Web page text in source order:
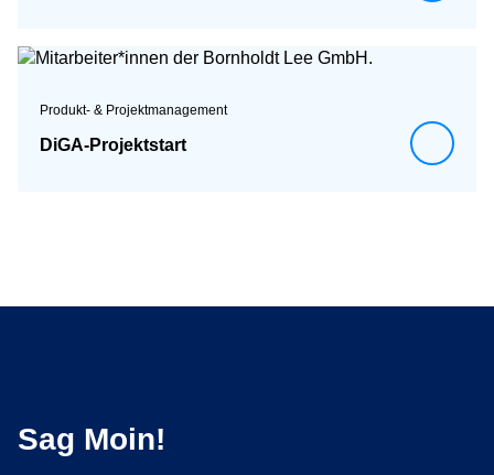
Produkt- & Projektmanagement
DiGA-Projektstart
Sag Moin!